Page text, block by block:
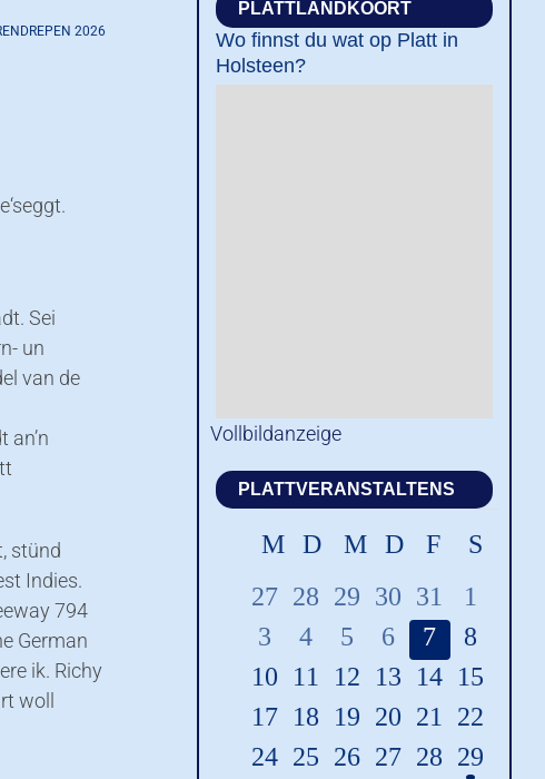
2026
Sei
un
van de
an’n
stünd
Indies.
794
German
ik. Richy
woll
PLATTLANDKOORT
Wo finnst du wat op Platt in
Holsteen?
Vollbildanzeige
PLATTVERANSTALTENS